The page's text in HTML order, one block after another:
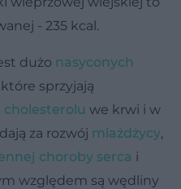
- 235 kcal.
dużo nasyconych
które sprzyjają
cholesterolu we krwi i w
za rozwój miażdżycy,
choroby serca i
względem są wędliny